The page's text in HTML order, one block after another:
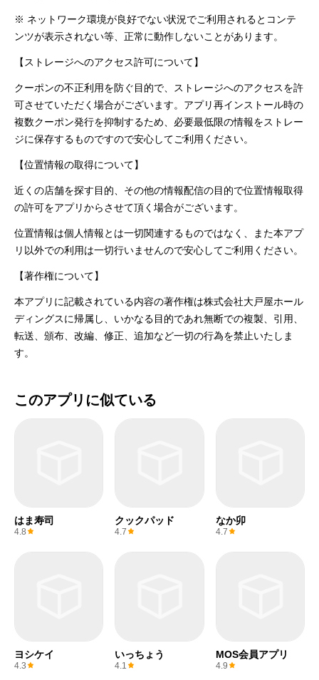
※ ネットワーク環境が良好でない状況でご利用されるとコンテ
ンツが表示されない等、正常に動作しないことがあります。
【ストレージへのアクセス許可について】
クーポンの不正利用を防ぐ目的で、ストレージへのアクセスを許
可させていただく場合がございます。アプリ再インストール時の
複数クーポン発行を抑制するため、必要最低限の情報をストレー
ジに保存するものですので安心してご利用ください。
【位置情報の取得について】
近くの店舗を探す目的、その他の情報配信の目的で位置情報取得
の許可をアプリからさせて頂く場合がございます。
位置情報は個人情報とは一切関連するものではなく、また本アプ
リ以外での利用は一切行いませんので安心してご利用ください。
【著作権について】
本アプリに記載されている内容の著作権は株式会社大戸屋ホール
ディングスに帰属し、いかなる目的であれ無断での複製、引用、
転送、頒布、改編、修正、追加など一切の行為を禁止いたしま
す。
このアプリに似ている
はま寿司
4.8
クックパッド
4.7
なか卯
4.7
ヨシケイ
4.3
いっちょう
4.1
MOS会員アプリ
4.9